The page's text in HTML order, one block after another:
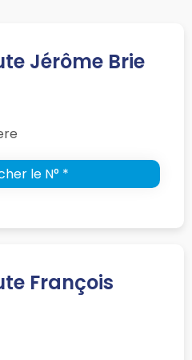
Jérôme Brie
le N° *
François